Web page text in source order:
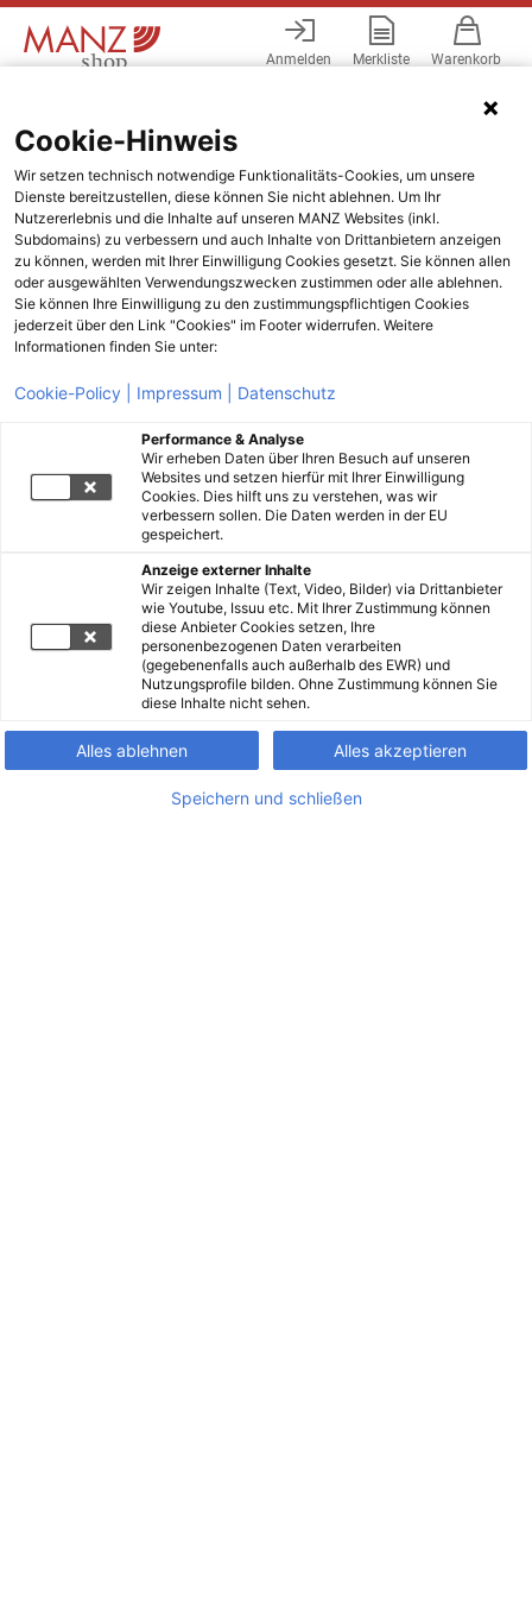
Anmelden Merkliste Warenkorb
Cookie-Hinweis
Wir setzen technisch notwendige Funktionalitäts-Cookies, um unsere
Dienste bereitzustellen, diese können Sie nicht ablehnen. Um Ihr
Nutzererlebnis und die Inhalte auf unseren MANZ Websites (inkl.
Subdomains) zu verbessern und auch Inhalte von Drittanbietern anzeigen
zu können, werden mit Ihrer Einwilligung Cookies gesetzt. Sie können allen
oder ausgewählten Verwendungszwecken zustimmen oder alle ablehnen.
Sie können Ihre Einwilligung zu den zustimmungspflichtigen Cookies
jederzeit über den Link "Cookies" im Footer widerrufen. Weitere
Informationen finden Sie unter:
Cookie-Policy | Impressum | Datenschutz
Performance & Analyse
Wir erheben Daten über Ihren Besuch auf unseren
Websites und setzen hierfür mit Ihrer Einwilligung
Cookies. Dies hilft uns zu verstehen, was wir
verbessern sollen. Die Daten werden in der EU
gespeichert.
Anzeige externer Inhalte
Wir zeigen Inhalte (Text, Video, Bilder) via Drittanbieter
wie Youtube, Issuu etc. Mit Ihrer Zustimmung können
diese Anbieter Cookies setzen, Ihre
personenbezogenen Daten verarbeiten
(gegebenenfalls auch außerhalb des EWR) und
Nutzungsprofile bilden. Ohne Zustimmung können Sie
diese Inhalte nicht sehen.
Alles ablehnen Alles akzeptieren
Speichern und schließen